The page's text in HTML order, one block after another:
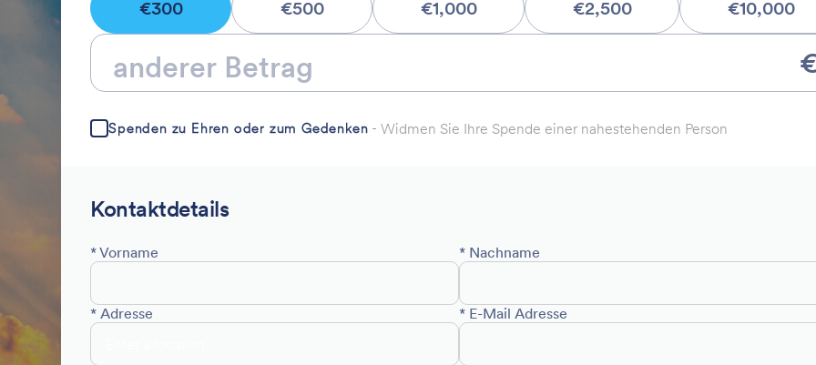
€300 €500 €1,000 €2,500 €10,000
Spenden zu Ehren oder zum Gedenken - Widmen Sie Ihre Spende einer nahestehenden Person
Kontaktdetails
* Vorname * Nachname
* Adresse * E-Mail Adresse